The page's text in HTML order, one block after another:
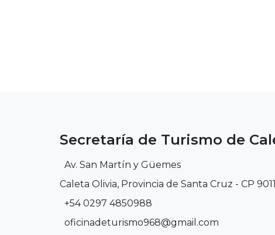
Secretaría de Turismo de
Av. San Martín y Güemes
Caleta Olivia, Provincia de Santa Cruz - CP 9011
+54 0297 4850988
oficinadeturismo968@gmail.com